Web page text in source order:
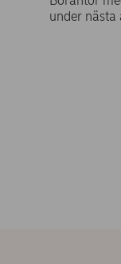
under nästa